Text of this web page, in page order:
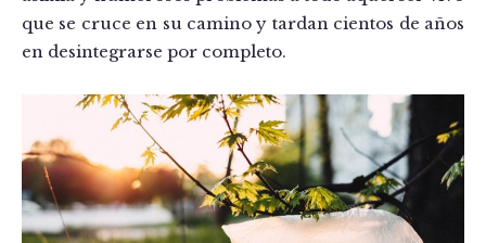
que se cruce en su camino y tardan cientos de años
en desintegrarse por completo.